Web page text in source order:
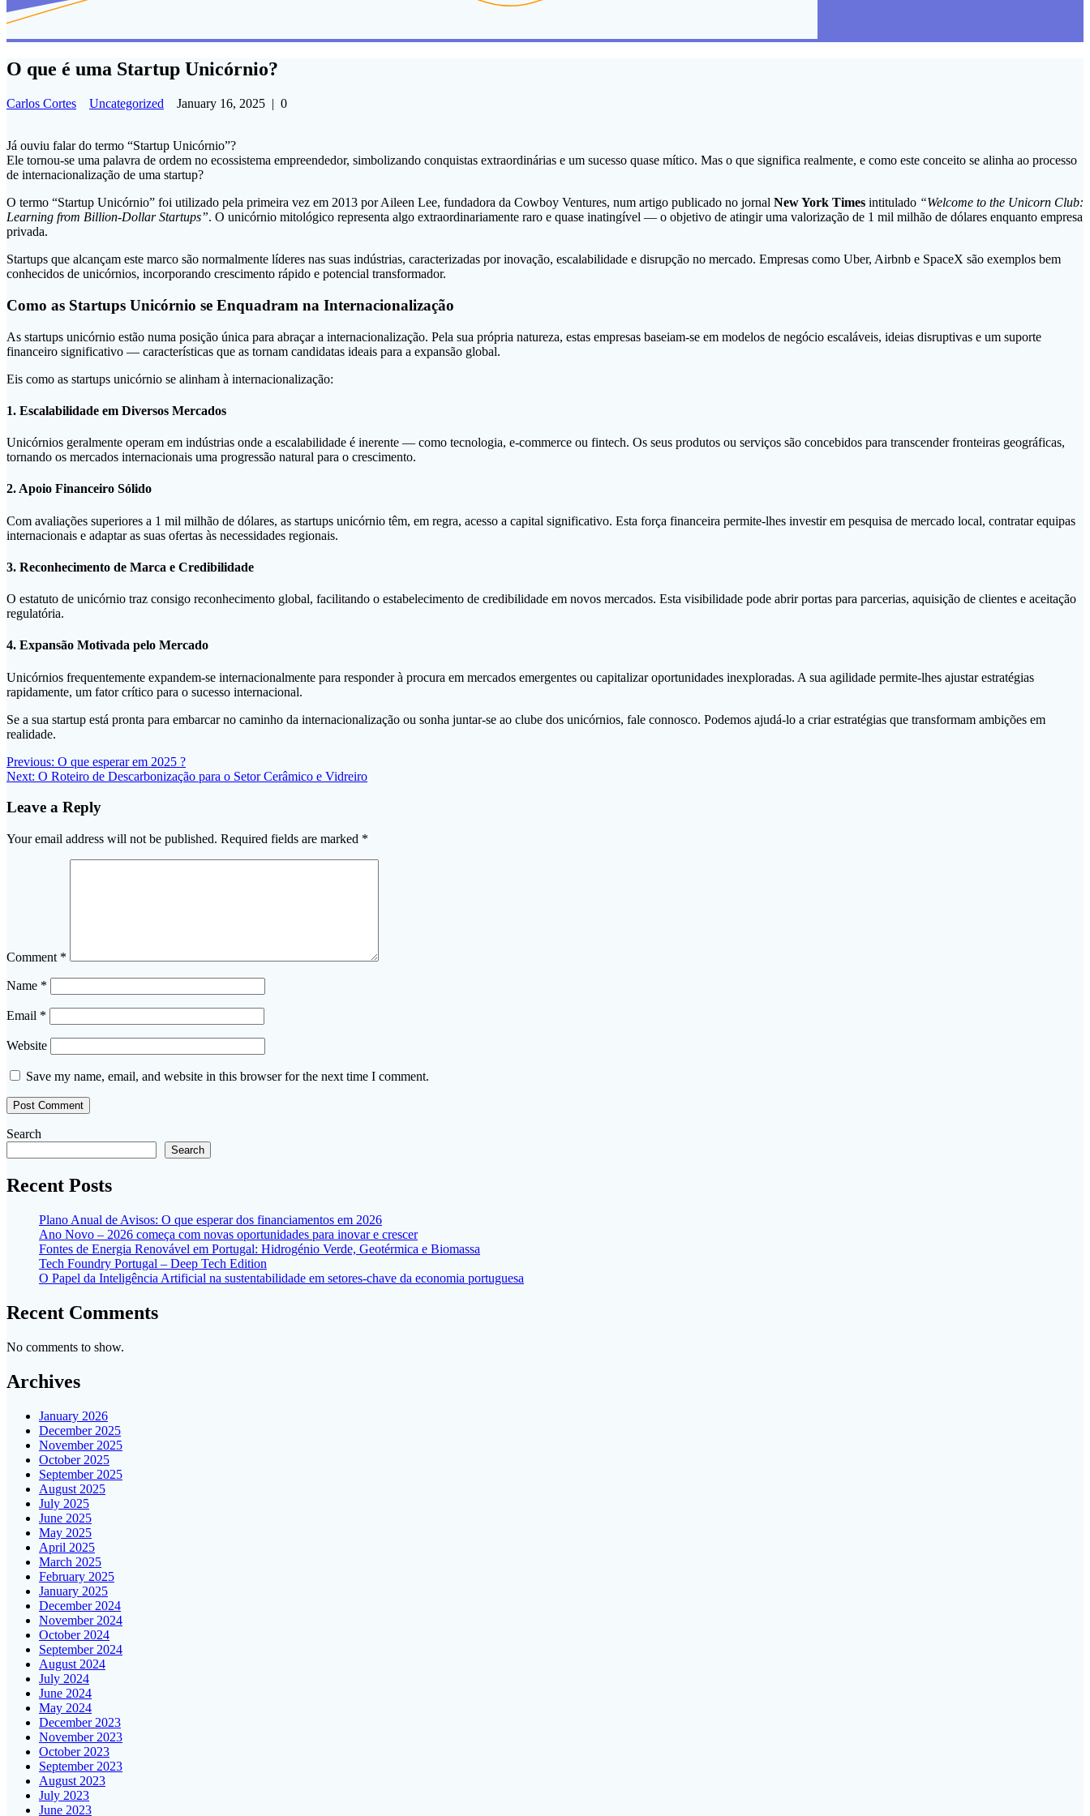
O que é uma Startup Unicórnio?
Carlos Cortes Uncategorized January 16, 2025 | 0
Já ouviu falar do termo “Startup Unicórnio”?
Ele tornou-se uma palavra de ordem no ecossistema empreendedor, simbolizando conquistas extraordinárias e um sucesso quase mítico. Mas o que significa realmente, e como este conceito se alinha ao processo
de internacionalização de uma startup?
O termo “Startup Unicórnio” foi utilizado pela primeira vez em 2013 por Aileen Lee, fundadora da Cowboy Ventures, num artigo publicado no jornal New York Times intitulado “Welcome to the Unicorn Club:
Learning from Billion-Dollar Startups”. O unicórnio mitológico representa algo extraordinariamente raro e quase inatingível — o objetivo de atingir uma valorização de 1 mil milhão de dólares enquanto empresa
privada.
Startups que alcançam este marco são normalmente líderes nas suas indústrias, caracterizadas por inovação, escalabilidade e disrupção no mercado. Empresas como Uber, Airbnb e SpaceX são exemplos bem
conhecidos de unicórnios, incorporando crescimento rápido e potencial transformador.
Como as Startups Unicórnio se Enquadram na Internacionalização
As startups unicórnio estão numa posição única para abraçar a internacionalização. Pela sua própria natureza, estas empresas baseiam-se em modelos de negócio escaláveis, ideias disruptivas e um suporte
financeiro significativo — características que as tornam candidatas ideais para a expansão global.
Eis como as startups unicórnio se alinham à internacionalização:
1. Escalabilidade em Diversos Mercados
Unicórnios geralmente operam em indústrias onde a escalabilidade é inerente — como tecnologia, e-commerce ou fintech. Os seus produtos ou serviços são concebidos para transcender fronteiras geográficas,
tornando os mercados internacionais uma progressão natural para o crescimento.
2. Apoio Financeiro Sólido
Com avaliações superiores a 1 mil milhão de dólares, as startups unicórnio têm, em regra, acesso a capital significativo. Esta força financeira permite-lhes investir em pesquisa de mercado local, contratar equipas
internacionais e adaptar as suas ofertas às necessidades regionais.
3. Reconhecimento de Marca e Credibilidade
O estatuto de unicórnio traz consigo reconhecimento global, facilitando o estabelecimento de credibilidade em novos mercados. Esta visibilidade pode abrir portas para parcerias, aquisição de clientes e aceitação
regulatória.
4. Expansão Motivada pelo Mercado
Unicórnios frequentemente expandem-se internacionalmente para responder à procura em mercados emergentes ou capitalizar oportunidades inexploradas. A sua agilidade permite-lhes ajustar estratégias
rapidamente, um fator crítico para o sucesso internacional.
Se a sua startup está pronta para embarcar no caminho da internacionalização ou sonha juntar-se ao clube dos unicórnios, fale connosco. Podemos ajudá-lo a criar estratégias que transformam ambições em
realidade.
Post
navigation
Previous: Previous
post:
O que esperar em 2025 ?
Next: Next
O Roteiro de Descarbonização para o Setor Cerâmico e Vidreiro
Leave a Reply
Your email address will not be published. Required fields are marked *
Comment *
Name *
Email *
Website
Save my name, email, and website in this browser for the next time I comment.
Search
Search
Recent Posts
Plano Anual de Avisos: O que esperar dos financiamentos em 2026
Ano Novo – 2026 começa com novas oportunidades para inovar e crescer
Fontes de Energia Renovável em Portugal: Hidrogénio Verde, Geotérmica e Biomassa
Tech Foundry Portugal – Deep Tech Edition
O Papel da Inteligência Artificial na sustentabilidade em setores-chave da economia portuguesa
Recent Comments
No comments to show.
Archives
January 2026
December 2025
November 2025
October 2025
September 2025
August 2025
July 2025
June 2025
May 2025
April 2025
March 2025
February 2025
January 2025
December 2024
November 2024
October 2024
September 2024
August 2024
July 2024
June 2024
May 2024
December 2023
November 2023
October 2023
September 2023
August 2023
July 2023
June 2023